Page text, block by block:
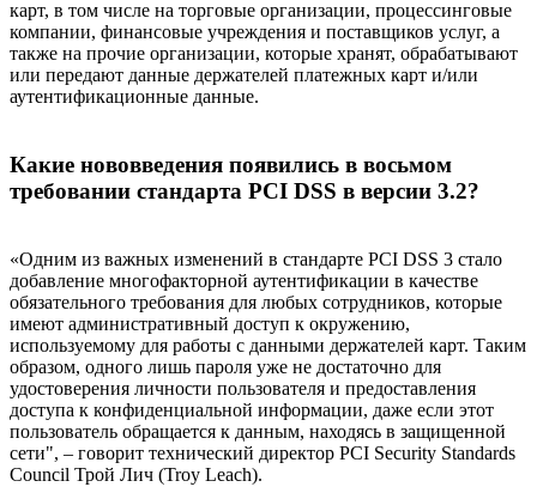
карт, в том числе на торговые организации, процессинговые
компании, финансовые учреждения и поставщиков услуг, а
также на прочие организации, которые хранят, обрабатывают
или передают данные держателей платежных карт и/или
аутентификационные данные.
Какие нововведения появились в восьмом
требовании стандарта PCI DSS в версии 3.2?
«Одним из важных изменений в стандарте PCI DSS 3 стало
добавление многофакторной аутентификации в качестве
обязательного требования для любых сотрудников, которые
имеют административный доступ к окружению,
используемому для работы с данными держателей карт. Таким
образом, одного лишь пароля уже не достаточно для
удостоверения личности пользователя и предоставления
доступа к конфиденциальной информации, даже если этот
пользователь обращается к данным, находясь в защищенной
сети", – говорит технический директор PCI Security Standards
Council Трой Лич (Troy Leach).